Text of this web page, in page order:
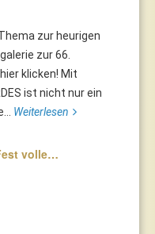
zur heurigen
zur 66.
klicken! Mit
ist nicht nur ein
Weiterlesen
volle…